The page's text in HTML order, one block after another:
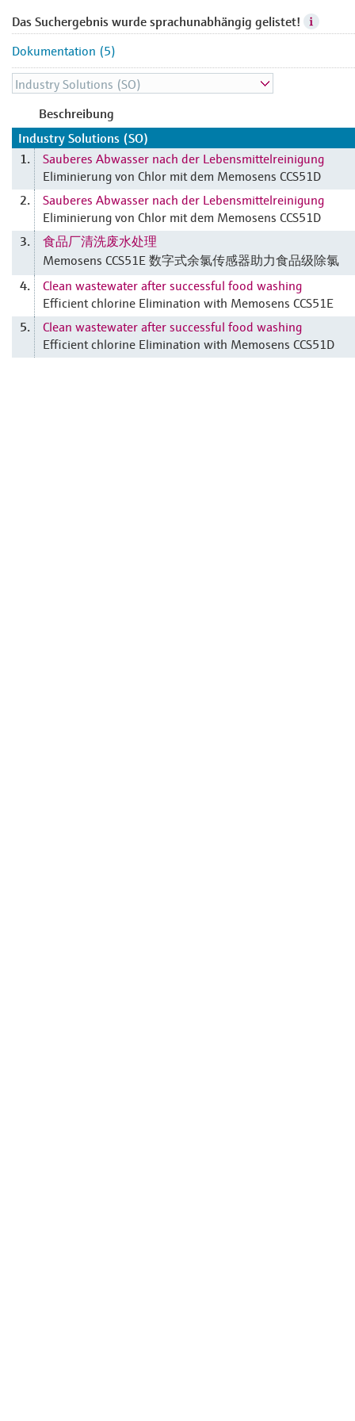
Das Suchergebnis wurde sprachunabhängig gelistet!
Dokumentation (5)
Beschreibung
Industry Solutions (SO)
1.
Sauberes Abwasser nach der Lebensmittelreinigung
Eliminierung von Chlor mit dem Memosens CCS51D
2.
Sauberes Abwasser nach der Lebensmittelreinigung
Eliminierung von Chlor mit dem Memosens CCS51D
3.
食品厂清洗废水处理
Memosens CCS51E 数字式余氯传感器助力食品级除氯
4.
Clean wastewater after successful food washing
Efficient chlorine Elimination with Memosens CCS51E
5.
Clean wastewater after successful food washing
Efficient chlorine Elimination with Memosens CCS51D